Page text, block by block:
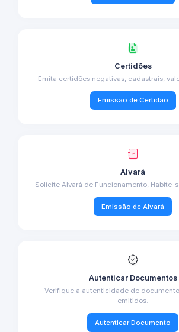
Certidões
Emita certidões negativas, cadastrais,
Emissão de Certidão
Alvará
Solicite Alvará de Funcionamento, Habite-
Emissão de Alvará
Autenticar Documentos
Verifique a autenticidade de
emitidos.
Autenticar Documento